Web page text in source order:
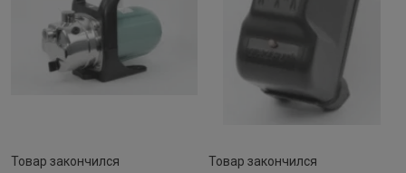
Товар закончился Товар закончился